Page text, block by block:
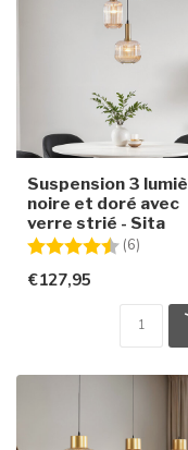
Suspension 3
noire et doré avec
verre strié - Sita
Note:
(6)
€127,95